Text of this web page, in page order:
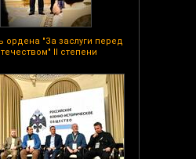
ордена "За заслуги перед
II степени